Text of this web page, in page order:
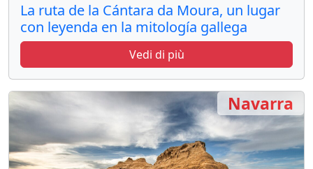
La ruta de la Cántara da Moura, un lugar
con leyenda en la mitología gallega
Vedi di più
Navarra